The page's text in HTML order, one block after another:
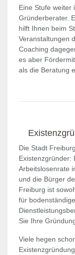
Eine Stufe weiter
Gründerberater.
hilft Ihnen beim
Veranstaltungen
Coaching
es aber
als die Beratung
Die Stadt
Existenzgründer:
Arbeitslosenrate
und die Bürger
Freiburg ist
für
Sie Ihre
Viele hegen